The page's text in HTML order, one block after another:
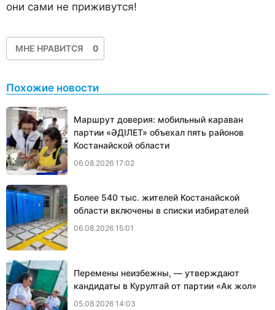
они сами не приживутся!
МНЕ НРАВИТСЯ 0
Похожие новости
Маршрут доверия: мобильный караван
партии «ӘДІЛЕТ» объехал пять районов
Костанайской области
06.08.2026 17:02
Более 540 тыс. жителей Костанайской
области включены в списки избирателей
06.08.2026 15:01
Перемены неизбежны, — утверждают
кандидаты в Курултай от партии «Ак жол»
05.08.2026 14:03